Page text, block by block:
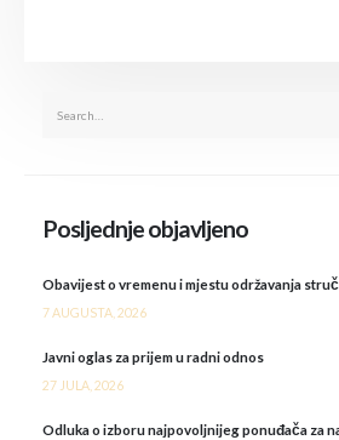
Posljednje objavljeno
Obavijest o vremenu i mjestu održavanja
7 AUGUSTA, 2026
Javni oglas za prijem u radni odnos
27 JULA, 2026
Odluka o izboru najpovoljnijeg ponuđača za